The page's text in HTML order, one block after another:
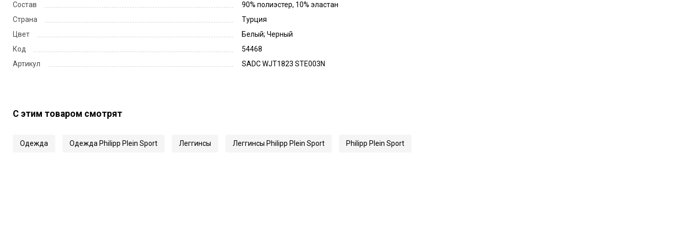
Состав
90% полиэстер, 10% эластан
Страна
Турция
Цвет
Белый; Черный
Код
54468
Артикул
SADC WJT1823 STE003N
С этим товаром смотрят
Одежда Одежда Philipp Plein Sport Леггинсы Леггинсы Philipp Plein Sport Philipp Plein Sport